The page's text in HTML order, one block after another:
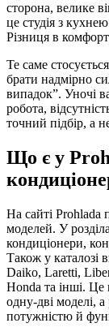
сторона, велике
це студія з
Різниця в
Те саме
брати надмірно
випадок”. Уночі
робота,
точний підбір, а
Що є у
На сайті Prohlada
моделей. У
кондиціонери,
Також у каталозі
Daiko, Laretti,
Honda та інші.
одну-дві моделі,
потужністю й